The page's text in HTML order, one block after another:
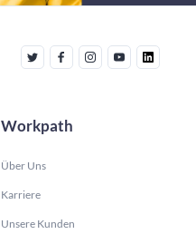
Workpath
Über Uns
Karriere
Unsere Kunden